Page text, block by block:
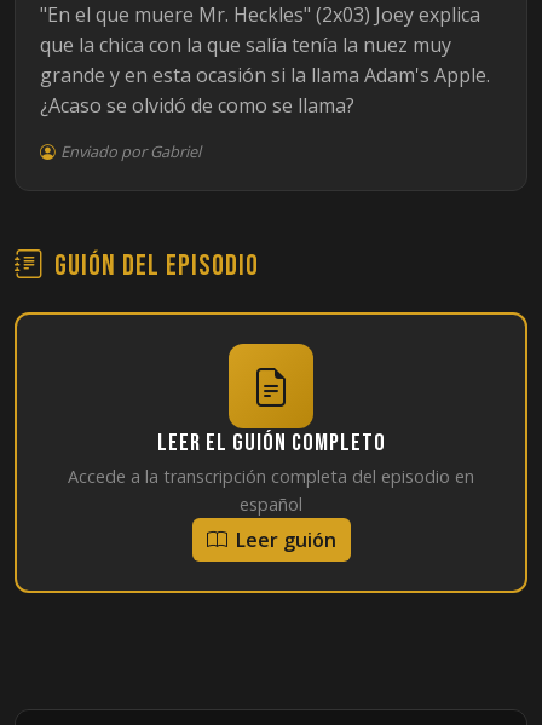
"En el que muere Mr. Heckles" (2x03) Joey explica
que la chica con la que salía tenía la nuez muy
grande y en esta ocasión si la llama Adam's Apple.
¿Acaso se olvidó de como se llama?
Enviado por Gabriel
Guión del episodio
Leer el guión completo
Accede a la transcripción completa del episodio en
español
Leer guión